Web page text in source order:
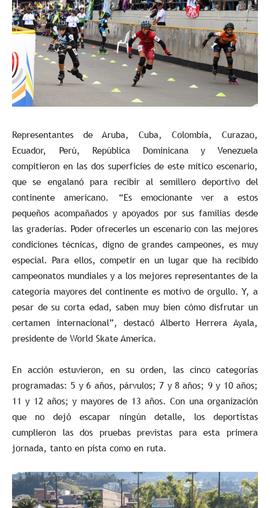
Representantes de Aruba, Cuba, Colombia, Curazao,
Ecuador, Perú, República Dominicana y Venezuela
compitieron en las dos superficies de este mítico escenario,
que se engalanó para recibir al semillero deportivo del
continente americano. “Es emocionante ver a estos
pequeños acompañados y apoyados por sus familias desde
las graderías. Poder ofrecerles un escenario con las mejores
condiciones técnicas, digno de grandes campeones, es muy
especial. Para ellos, competir en un lugar que ha recibido
campeonatos mundiales y a los mejores representantes de la
categoría mayores del continente es motivo de orgullo. Y, a
pesar de su corta edad, saben muy bien cómo disfrutar un
certamen internacional”, destacó Alberto Herrera Ayala,
presidente de World Skate America.
En acción estuvieron, en su orden, las cinco categorías
programadas: 5 y 6 años, párvulos; 7 y 8 años; 9 y 10 años;
11 y 12 años; y mayores de 13 años. Con una organización
que no dejó escapar ningún detalle, los deportistas
cumplieron las dos pruebas previstas para esta primera
jornada, tanto en pista como en ruta.